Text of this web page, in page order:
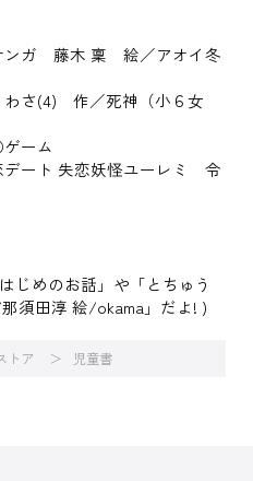
ンガ 藤木 稟 絵／アオイ冬
わさ(4) 作／死神（小６女
ーム
ート 失恋妖怪ユーレミ 令
じめのお話」や「とちゅう
須田淳 絵/okama」だよ! )
トア 児童書